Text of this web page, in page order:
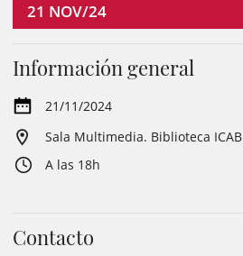
21 NOV/24
Información general
21/11/2024
Sala Multimedia. Biblioteca ICAB
A las 18h
Contacto